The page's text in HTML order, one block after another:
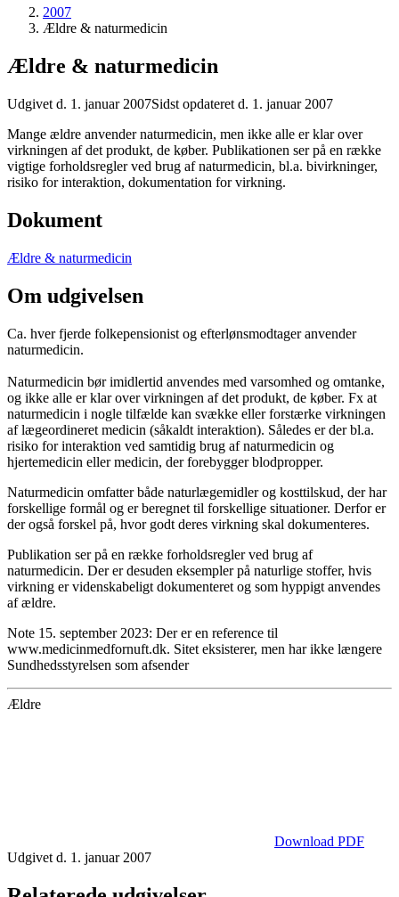
2007
Ældre & naturmedicin
Ældre & naturmedicin
Udgivet d. 1. januar 2007Sidst opdateret d. 1. januar 2007
­Mange ældre anvender naturmedicin, men ikke alle er klar over
virkningen af det produkt, de køber. Publikationen ser på en række
vigtige forholdsregler ved brug af naturmedicin, bl.a. bivirkninger,
risiko for interaktion, dokumentation for virkning.
Dokument
Ældre & naturmedicin
Om udgivelsen
Ca. hver fjerde folkepensionist og efterlønsmodtager anvender
naturmedicin.
Naturmedicin bør imidlertid anvendes med varsomhed og omtanke,
og ikke alle er klar over virkningen af det produkt, de køber. Fx at
naturmedicin i nogle tilfælde kan svække eller forstærke virkningen
af lægeordineret medicin (såkaldt interaktion). Således er der bl.a.
risiko for interaktion ved samtidig brug af naturmedicin og
hjertemedicin eller medicin, der forebygger blodpropper.
Naturmedicin omfatter både naturlægemidler og kosttilskud, der har
forskellige formål og er beregnet til forskellige situationer. Derfor er
der også forskel på, hvor godt deres virkning skal dokumenteres.
Publikation ser på en række forholdsregler ved brug af
naturmedicin. Der er desuden eksempler på naturlige stoffer, hvis
virkning er videnskabeligt dokumenteret og som hyppigt anvendes
af ældre.
Note 15. september 2023: Der er en reference til
www.medicinmedfornuft.dk. Sitet eksisterer, men har ikke længere
Sundhedsstyrelsen som afsender
Ældre
Download PDF
Udgivet d. 1. januar 2007